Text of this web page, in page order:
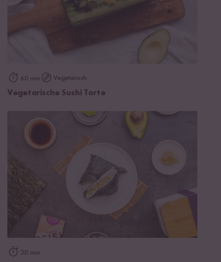
60 min Vegetarisch
Vegetarische Sushi Torte
30 min